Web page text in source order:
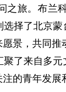
之旅。布兰
择了北京
景，共同推
了来自多
的青年发展